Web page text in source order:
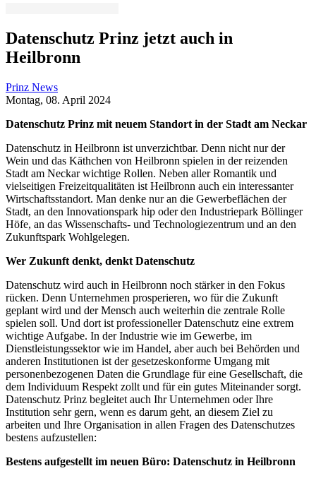
Datenschutz Prinz jetzt auch in
Heilbronn
Prinz News
Montag, 08. April 2024
Datenschutz Prinz mit neuem Standort in der Stadt am Neckar
Datenschutz in Heilbronn ist unverzichtbar. Denn nicht nur der
Wein und das Käthchen von Heilbronn spielen in der reizenden
Stadt am Neckar wichtige Rollen. Neben aller Romantik und
vielseitigen Freizeitqualitäten ist Heilbronn auch ein interessanter
Wirtschaftsstandort. Man denke nur an die Gewerbeflächen der
Stadt, an den Innovationspark hip oder den Industriepark Böllinger
Höfe, an das Wissenschafts- und Technologiezentrum und an den
Zukunftspark Wohlgelegen.
Wer Zukunft denkt, denkt Datenschutz
Datenschutz wird auch in Heilbronn noch stärker in den Fokus
rücken. Denn Unternehmen prosperieren, wo für die Zukunft
geplant wird und der Mensch auch weiterhin die zentrale Rolle
spielen soll. Und dort ist professioneller Datenschutz eine extrem
wichtige Aufgabe. In der Industrie wie im Gewerbe, im
Dienstleistungssektor wie im Handel, aber auch bei Behörden und
anderen Institutionen ist der gesetzeskonforme Umgang mit
personenbezogenen Daten die Grundlage für eine Gesellschaft, die
dem Individuum Respekt zollt und für ein gutes Miteinander sorgt.
Datenschutz Prinz begleitet auch Ihr Unternehmen oder Ihre
Institution sehr gern, wenn es darum geht, an diesem Ziel zu
arbeiten und Ihre Organisation in allen Fragen des Datenschutzes
bestens aufzustellen:
Bestens aufgestellt im neuen Büro: Datenschutz in Heilbronn